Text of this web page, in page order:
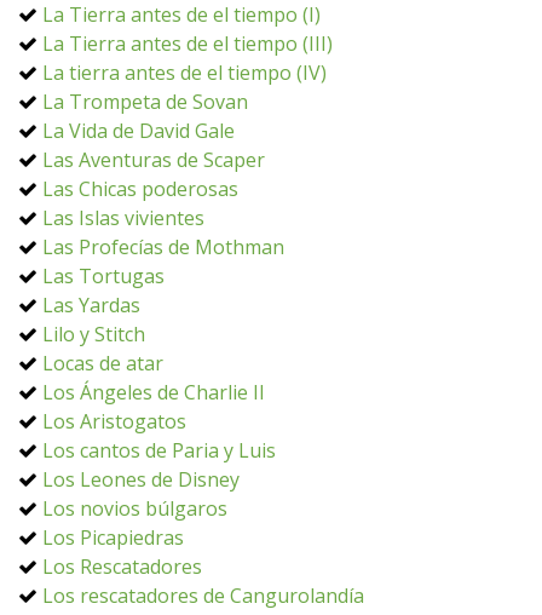
La Tierra antes de el tiempo (I)
La Tierra antes de el tiempo (III)
La tierra antes de el tiempo (IV)
La Trompeta de Sovan
La Vida de David Gale
Las Aventuras de Scaper
Las Chicas poderosas
Las Islas vivientes
Las Profecías de Mothman
Las Tortugas
Las Yardas
Lilo y Stitch
Locas de atar
Los Ángeles de Charlie II
Los Aristogatos
Los cantos de Paria y Luis
Los Leones de Disney
Los novios búlgaros
Los Picapiedras
Los Rescatadores
Los rescatadores de Cangurolandía